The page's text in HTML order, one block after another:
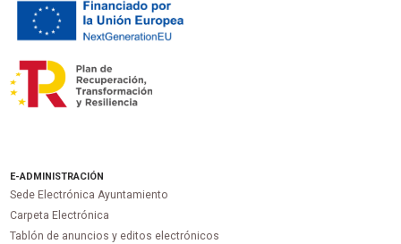
E-ADMINISTRACIÓN
Sede Electrónica Ayuntamiento
Carpeta Electrónica
Tablón de anuncios y editos electrónicos